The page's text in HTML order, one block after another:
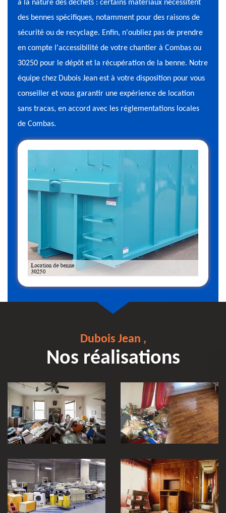
à la nature des déchets : certains matériaux nécessitent
des bennes spécifiques, notamment pour des raisons de
sécurité ou de recyclage. Enfin, n'oubliez pas de prendre
en compte l'accessibilité de votre chantier à Combas ou
30250 pour le dépôt et la récupération de la benne. Notre
équipe chez Dubois Jean est à votre disposition pour vous
conseiller et vous garantir une expérience de location
sans tracas, en accord avec les réglementations locales
de Combas.
Dubois Jean ,
Nos réalisations
Entreprise de
débarras 30
Débarras et
nettoyage après
décès 30
débarras
entreprise et
locaux industriel
30
Débarras de
maison 30